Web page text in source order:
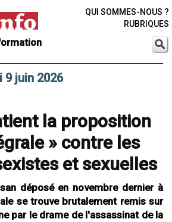
QUI SOMMES-NOUS ?
RUBRIQUES
9 juin 2026
la proposition
» contre les
et sexuelles
déposé en novembre dernier à
se trouve brutalement remis sur
par le drame de l'assassinat de la